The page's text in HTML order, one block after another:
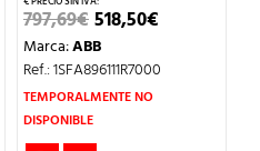
797,69€EL
PRECIO
ORIGINAL
ERA:
797,69€.
518,50€
ES:
Marca:ABB
Ref.: 1SFA896111R7000
TEMPORALMENTE NO
DISPONIBLE